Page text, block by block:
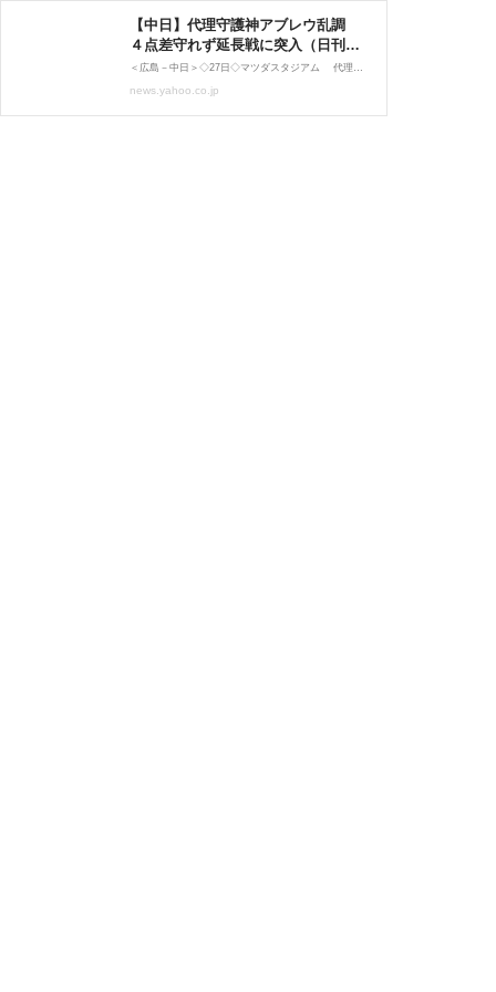
【中日】代理守護神アブレウ乱調
４点差守れず延長戦に突入（日刊ス
ポーツ） - Yahoo!ニュース
＜広島－中日＞◇27日◇マツダスタジアム 代理守護神の新助っ人アルベルト・アブレウ投手（30）が、最大4点あったリードを追いつかれて降板した。 絶対的守護神・松山の離脱により、新助っ人のアブ
news.yahoo.co.jp